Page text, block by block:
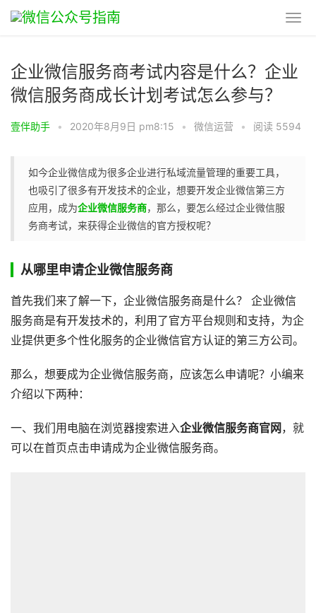
企业微信服务商考试内容是什么？企业
微信服务商成长计划考试怎么参与？
壹伴助手 • 2020年8月9日 pm8:15 • 微信运营 • 阅读 5594
如今企业微信成为很多企业进行私域流量管理的重要工具，
也吸引了很多有开发技术的企业，想要开发企业微信第三方
应用，成为企业微信服务商，那么，要怎么经过企业微信服
务商考试，来获得企业微信的官方授权呢？
从哪里申请企业微信服务商
首先我们来了解一下，企业微信服务商是什么？ 企业微信
服务商是有开发技术的，利用了官方平台规则和支持，为企
业提供更多个性化服务的企业微信官方认证的第三方公司。
那么，想要成为企业微信服务商，应该怎么申请呢？小编来
介绍以下两种：
一、我们用电脑在浏览器搜索进入企业微信服务商官网 ，就
可以在首页点击申请成为企业微信服务商。